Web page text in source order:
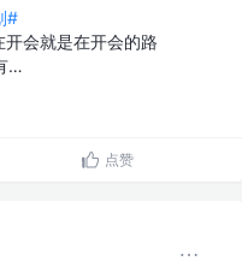
#
会就是在开会的路
…
点赞